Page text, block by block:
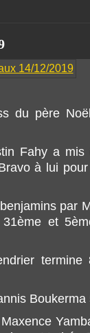
du père
Fahy a
à lui
par
et
termine
Boukerma